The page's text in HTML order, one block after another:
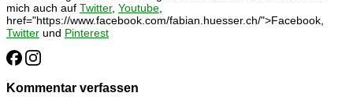
mich auch auf Twitter, Youtube
href="https://www.facebook.com/fabian.huesser.ch/">Facebook,
Twitter und Pinterest
Kommentar verfassen